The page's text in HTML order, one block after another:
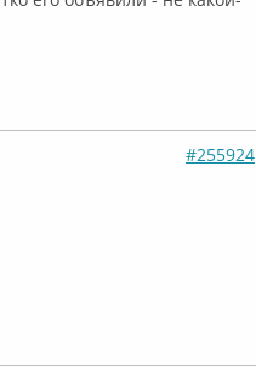
#255924